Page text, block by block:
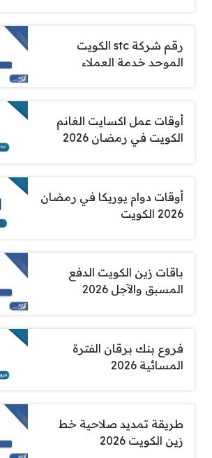
رقم شركة stc الكويت
الموحد خدمة العملاء
أوقات عمل اكسايت الغانم
الكويت في رمضان 2026
أوقات دوام يوريكا في رمضان
2026 الكويت
باقات زين الكويت الدفع
المسبق والآجل 2026
فروع بنك برقان الفترة
المسائية 2026
طريقة تمديد صلاحية خط
زين الكويت 2026